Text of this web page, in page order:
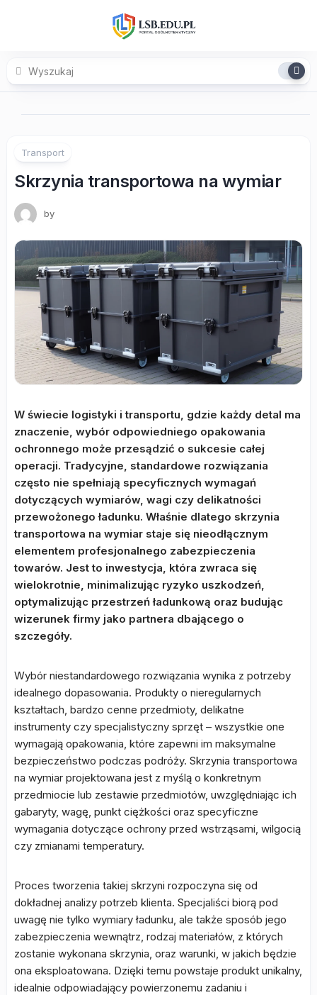
Transport
Skrzynia transportowa na wymiar
by
W świecie logistyki i transportu, gdzie każdy detal ma
znaczenie, wybór odpowiedniego opakowania
ochronnego może przesądzić o sukcesie całej
operacji. Tradycyjne, standardowe rozwiązania
często nie spełniają specyficznych wymagań
dotyczących wymiarów, wagi czy delikatności
przewożonego ładunku. Właśnie dlatego skrzynia
transportowa na wymiar staje się nieodłącznym
elementem profesjonalnego zabezpieczenia
towarów. Jest to inwestycja, która zwraca się
wielokrotnie, minimalizując ryzyko uszkodzeń,
optymalizując przestrzeń ładunkową oraz budując
wizerunek firmy jako partnera dbającego o
szczegóły.
Wybór niestandardowego rozwiązania wynika z potrzeby
idealnego dopasowania. Produkty o nieregularnych
kształtach, bardzo cenne przedmioty, delikatne
instrumenty czy specjalistyczny sprzęt – wszystkie one
wymagają opakowania, które zapewni im maksymalne
bezpieczeństwo podczas podróży. Skrzynia transportowa
na wymiar projektowana jest z myślą o konkretnym
przedmiocie lub zestawie przedmiotów, uwzględniając ich
gabaryty, wagę, punkt ciężkości oraz specyficzne
wymagania dotyczące ochrony przed wstrząsami, wilgocią
czy zmianami temperatury.
Proces tworzenia takiej skrzyni rozpoczyna się od
dokładnej analizy potrzeb klienta. Specjaliści biorą pod
uwagę nie tylko wymiary ładunku, ale także sposób jego
zabezpieczenia wewnątrz, rodzaj materiałów, z których
zostanie wykonana skrzynia, oraz warunki, w jakich będzie
ona eksploatowana. Dzięki temu powstaje produkt unikalny,
idealnie odpowiadający powierzonemu zadaniu i